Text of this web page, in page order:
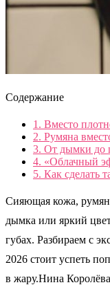
Содержание
1. Вместо
2. Румяна
3. От дымки до
4. «Облачный
5. Как сделать
Сияющая кожа,
дымка или яркий
губах. Разбираем с
2026 стоит успеть
в жару.Нина